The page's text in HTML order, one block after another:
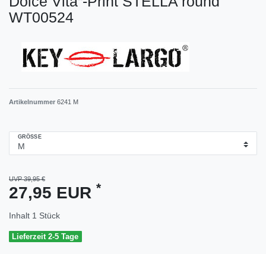
WT00524
Artikelnummer 6241 M
GRÖSSE
UVP 39,95 €
27,95 EUR *
Inhalt 1 Stück
Lieferzeit 2-5 Tage